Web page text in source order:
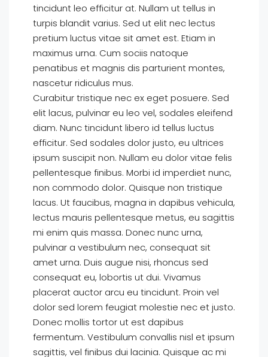
tincidunt leo efficitur at. Nullam ut tellus in
turpis blandit varius. Sed ut elit nec lectus
pretium luctus vitae sit amet est. Etiam in
maximus urna. Cum sociis natoque
penatibus et magnis dis parturient montes,
nascetur ridiculus mus.
Curabitur tristique nec ex eget posuere. Sed
elit lacus, pulvinar eu leo vel, sodales eleifend
diam. Nunc tincidunt libero id tellus luctus
efficitur. Sed sodales dolor justo, eu ultrices
ipsum suscipit non. Nullam eu dolor vitae felis
pellentesque finibus. Morbi id imperdiet nunc,
non commodo dolor. Quisque non tristique
lacus. Ut faucibus, magna in dapibus vehicula,
lectus mauris pellentesque metus, eu sagittis
mi enim quis massa. Donec nunc urna,
pulvinar a vestibulum nec, consequat sit
amet urna. Duis augue nisi, rhoncus sed
consequat eu, lobortis ut dui. Vivamus
placerat auctor arcu eu tincidunt. Proin vel
dolor sed lorem feugiat molestie nec et justo.
Donec mollis tortor ut est dapibus
fermentum. Vestibulum convallis nisl et ipsum
sagittis, vel finibus dui lacinia. Quisque ac mi